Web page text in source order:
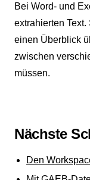
Bei Word- und
extrahierten
einen Überblick
zwischen
müssen.
Nächste
Den